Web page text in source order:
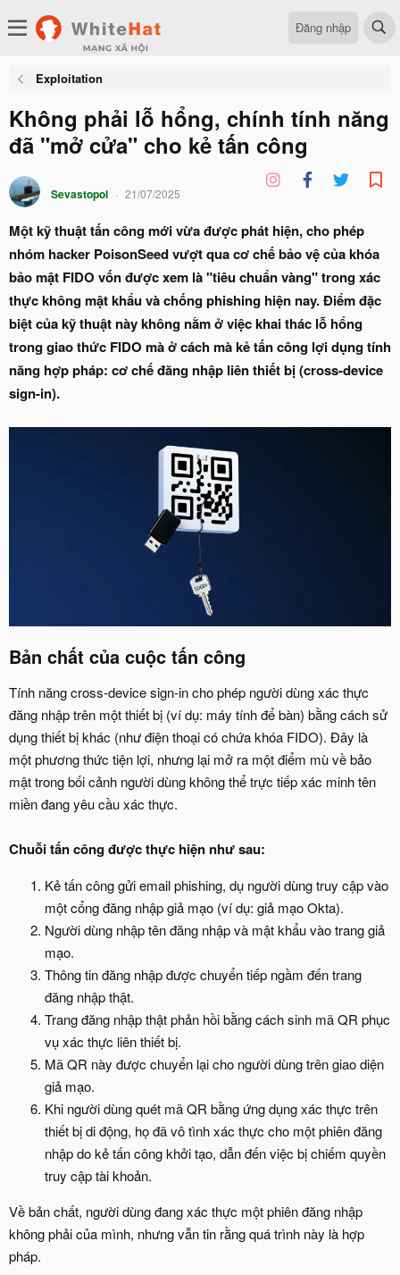
Đăng nhập
Exploitation
Không phải lỗ hổng, chính tính năng
đã "mở cửa" cho kẻ tấn công
Sevastopol 21/07/2025
Một kỹ thuật tấn công mới vừa được phát hiện, cho phép
nhóm hacker PoisonSeed vượt qua cơ chế bảo vệ của khóa
bảo mật FIDO vốn được xem là "tiêu chuẩn vàng" trong xác
thực không mật khẩu và chống phishing hiện nay. Điểm đặc
biệt của kỹ thuật này không nằm ở việc khai thác lỗ hổng
trong giao thức FIDO mà ở cách mà kẻ tấn công lợi dụng tính
năng hợp pháp: cơ chế đăng nhập liên thiết bị (cross-device
sign-in).
Bản chất của cuộc tấn công​
Tính năng cross-device sign-in cho phép người dùng xác thực
đăng nhập trên một thiết bị (ví dụ: máy tính để bàn) bằng cách sử
dụng thiết bị khác (như điện thoại có chứa khóa FIDO). Đây là
một phương thức tiện lợi, nhưng lại mở ra một điểm mù về bảo
mật trong bối cảnh người dùng không thể trực tiếp xác minh tên
miền đang yêu cầu xác thực.
Chuỗi tấn công được thực hiện như sau:
Kẻ tấn công gửi email phishing, dụ người dùng truy cập vào
một cổng đăng nhập giả mạo (ví dụ: giả mạo Okta).
Người dùng nhập tên đăng nhập và mật khẩu vào trang giả
mạo.
Thông tin đăng nhập được chuyển tiếp ngầm đến trang
đăng nhập thật.
Trang đăng nhập thật phản hồi bằng cách sinh mã QR phục
vụ xác thực liên thiết bị.
Mã QR này được chuyển lại cho người dùng trên giao diện
giả mạo.
Khi người dùng quét mã QR bằng ứng dụng xác thực trên
thiết bị di động, họ đã vô tình xác thực cho một phiên đăng
nhập do kẻ tấn công khởi tạo, dẫn đến việc bị chiếm quyền
truy cập tài khoản.
Về bản chất, người dùng đang xác thực một phiên đăng nhập
không phải của mình, nhưng vẫn tin rằng quá trình này là hợp
pháp.